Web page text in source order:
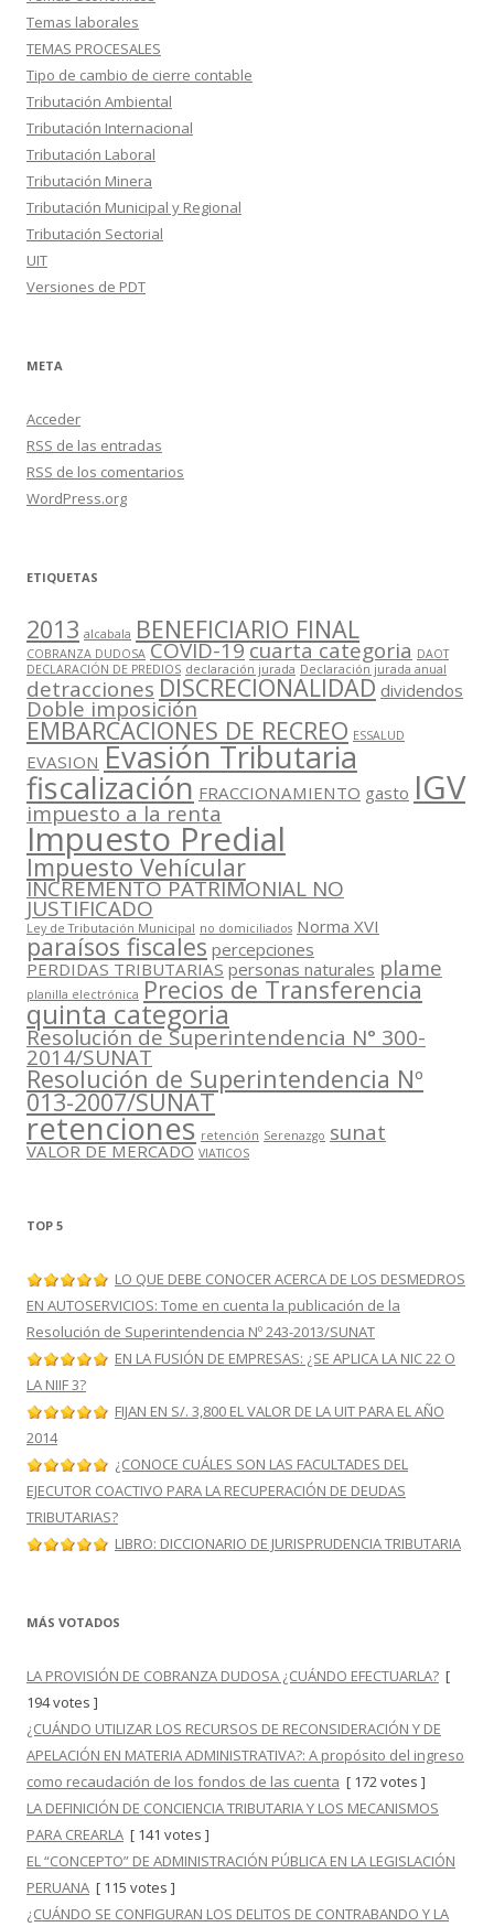
Temas laborales
TEMAS PROCESALES
Tipo de cambio de cierre contable
Tributación Ambiental
Tributación Internacional
Tributación Laboral
Tributación Minera
Tributación Municipal y Regional
Tributación Sectorial
UIT
Versiones de PDT
META
Acceder
RSS de las entradas
RSS de los comentarios
WordPress.org
ETIQUETAS
2013 alcabala BENEFICIARIO FINAL
COBRANZA DUDOSA COVID-19cuarta categoria DAOT
DECLARACIÓN DE PREDIOS declaración jurada Declaración jurada anual
detracciones DISCRECIONALIDAD dividendos
Doble imposición
EMBARCACIONES DE RECREO ESSALUD
EVASION Evasión Tributaria
fiscalización FRACCIONAMIENTO gasto IGV
impuesto a la renta
Impuesto Predial
Impuesto Vehícular
INCREMENTO PATRIMONIAL NO
JUSTIFICADO
Ley de Tributación Municipal no domiciliados Norma XVI
paraísos fiscales percepciones
PERDIDAS TRIBUTARIAS personas naturales plame
planilla electrónica Precios de Transferencia
quinta categoria
Resolución de Superintendencia N° 300-
2014/SUNAT
Resolución de Superintendencia Nº
013-2007/SUNAT
retenciones retención Serenazgo sunat
VALOR DE MERCADO VIATICOS
TOP 5
LO QUE DEBE CONOCER ACERCA DE LOS DESMEDROS
EN AUTOSERVICIOS: Tome en cuenta la publicación de la
Resolución de Superintendencia Nº 243-2013/SUNAT
EN LA FUSIÓN DE EMPRESAS: ¿SE APLICA LA NIC 22 O
LA NIIF 3?
FIJAN EN S/. 3,800 EL VALOR DE LA UIT PARA EL AÑO
2014
¿CONOCE CUÁLES SON LAS FACULTADES DEL
EJECUTOR COACTIVO PARA LA RECUPERACIÓN DE DEUDAS
TRIBUTARIAS?
LIBRO: DICCIONARIO DE JURISPRUDENCIA TRIBUTARIA
MÁS VOTADOS
LA PROVISIÓN DE COBRANZA DUDOSA ¿CUÁNDO EFECTUARLA? [
194 votes ]
¿CUÁNDO UTILIZAR LOS RECURSOS DE RECONSIDERACIÓN Y DE
APELACIÓN EN MATERIA ADMINISTRATIVA?: A propósito del ingreso
como recaudación de los fondos de las cuenta [ 172 votes ]
LA DEFINICIÓN DE CONCIENCIA TRIBUTARIA Y LOS MECANISMOS
PARA CREARLA [ 141 votes ]
EL “CONCEPTO” DE ADMINISTRACIÓN PÚBLICA EN LA LEGISLACIÓN
PERUANA [ 115 votes ]
¿CUÁNDO SE CONFIGURAN LOS DELITOS DE CONTRABANDO Y LA